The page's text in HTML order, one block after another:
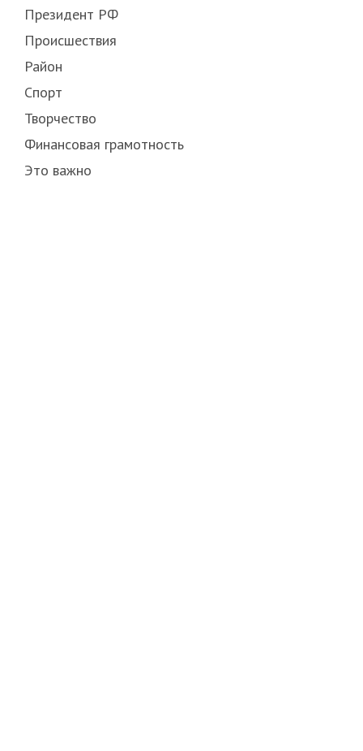
Президент РФ
Происшествия
Район
Спорт
Творчество
Финансовая грамотность
Это важно